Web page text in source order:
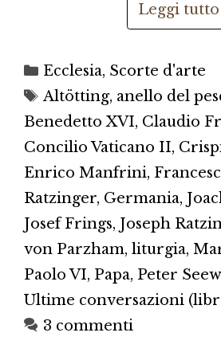
Leggi tutto
Categorie
Ecclesia, Scorte d'arte
Tag
Altötting, anello del
Benedetto XVI, Claudio
Concilio Vaticano II,
Enrico Manfrini,
Ratzinger, Germania,
Josef Frings, Joseph
von Parzham, liturgia,
Paolo VI, Papa, Peter
Ultime conversazioni
3 commenti